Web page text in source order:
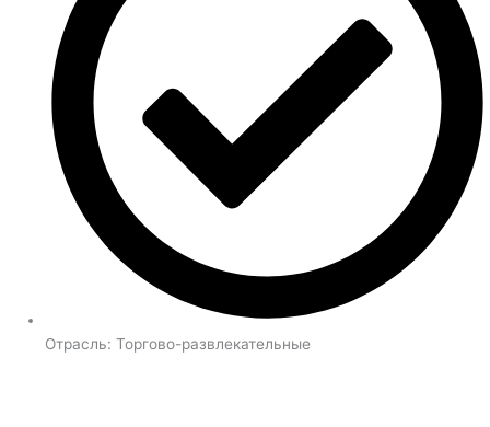
Отрасль:Торгово-развлекательные